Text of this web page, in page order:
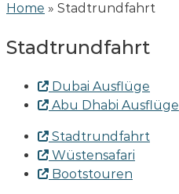
Home » Stadtrundfahrt
Stadtrundfahrt
Dubai Ausflüge
Abu Dhabi Ausflüge
Stadtrundfahrt
Wüstensafari
Bootstouren